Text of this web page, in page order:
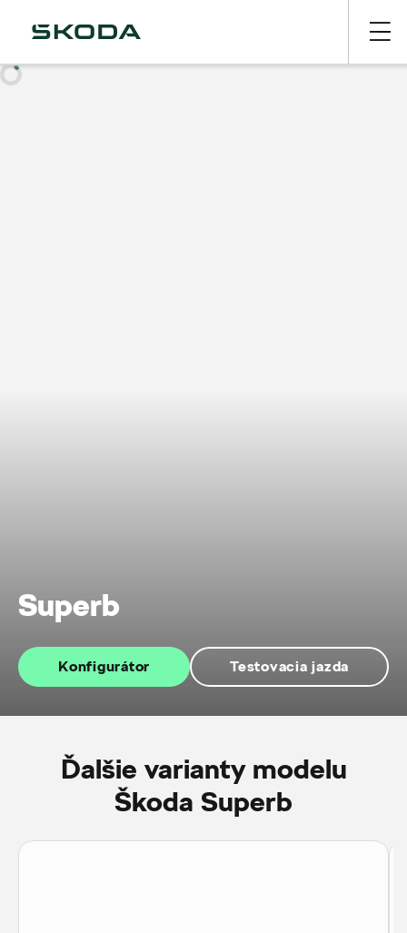
Superb
Konfigurátor Testovacia jazda
Ďalšie varianty modelu
Škoda Superb